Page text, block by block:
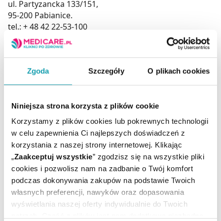
Zgoda Szczegóły O plikach cookies
Niniejsza strona korzysta z plików cookie
Korzystamy z plików cookies lub pokrewnych technologii
w celu zapewnienia Ci najlepszych doświadczeń z
korzystania z naszej strony internetowej. Klikając
„Zaakceptuj wszystkie” zgodzisz się na wszystkie pliki
cookies i pozwolisz nam na zadbanie o Twój komfort
podczas dokonywania zakupów na podstawie Twoich
własnych preferencji, nawyków oraz dopasowania
wyświetlania naszej oferty indywidualnie do Twoich
ul. Partyzancka 133/151,
95-200 Pabianice.
tel.: + 48 42 22-53-100
email: aflofarm@aflofarm.pl
Podmiot odpowiedzialny
Aflofarm Farmacja Polska Sp. z o.o.
ul. Partyzancka 133/151,
tel.: + 48 42 22-53-100
email: aflofarm@aflofarm.pl
Producent / Podmiot
odpowiedzialny:
AFLOFARM
Ilość / masa / pojemność
netto:
180 ml
Rejestracja produktu:
Kosmetyk